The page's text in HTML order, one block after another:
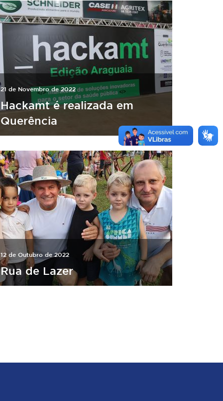
21 de Novembro de 2022
Hackamt é realizada em
Querência
12 de Outubro de 2022
Rua de Lazer